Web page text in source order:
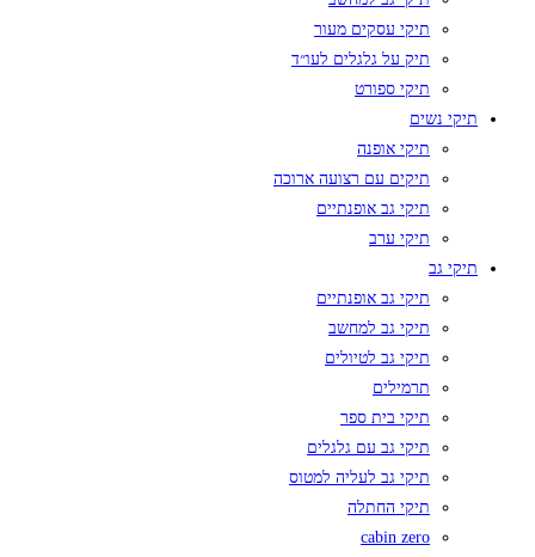
תיקי עסקים מעור
תיק על גלגלים לעו״ד
תיקי ספורט
תיקי נשים
תיקי אופנה
תיקים עם רצועה ארוכה
תיקי גב אופנתיים
תיקי ערב
תיקי גב
תיקי גב אופנתיים
תיקי גב למחשב
תיקי גב לטיולים
תרמילים
תיקי בית ספר
תיקי גב עם גלגלים
תיקי גב לעליה למטוס
תיקי החתלה
cabin zero